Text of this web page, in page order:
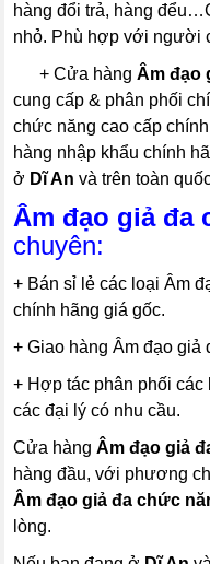
hàng đổi trả, hàng
nhỏ. Phù hợp với người
----+ Cửa hàngÂm đạo
cung cấp & phân phối
chức năng cao cấp
hàng nhập khẩu chính
ở Dĩ An và trên toàn
Âm đạo giả đa
chuyên:
+ Bán sỉ lẻ các loại Âm
chính hãng giá gốc.
+ Giao hàng Âm đạo
+ Hợp tác phân phối
các đại lý có nhu cầu.
Cửa hàngÂm đạo giả
hàng đầu, với phương
Âm đạo giả đa chức
lòng.